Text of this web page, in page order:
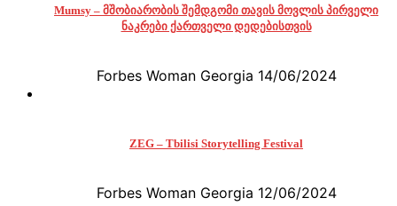
Mumsy – მშობიარობის შემდგომი თავის მოვლის პირველი
ნაკრები ქართველი დედებისთვის
Forbes Woman Georgia 14/06/2024
ZEG – Tbilisi Storytelling Festival
Forbes Woman Georgia 12/06/2024